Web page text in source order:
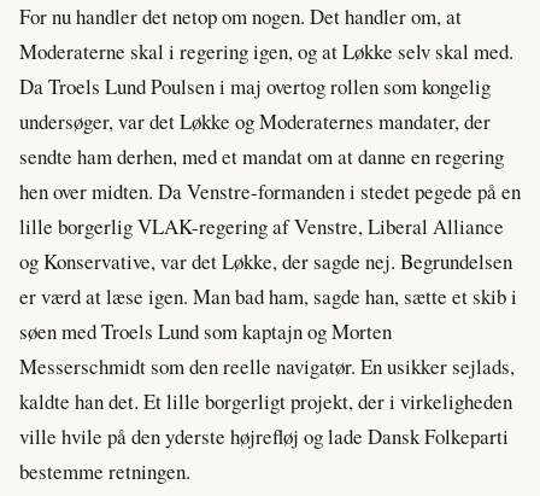
For nu handler det netop om nogen. Det handler om, at
Moderaterne skal i regering igen, og at Løkke selv skal med.
Da Troels Lund Poulsen i maj overtog rollen som kongelig
undersøger, var det Løkke og Moderaternes mandater, der
sendte ham derhen, med et mandat om at danne en regering
hen over midten. Da Venstre-formanden i stedet pegede på en
lille borgerlig VLAK-regering af Venstre, Liberal Alliance
og Konservative, var det Løkke, der sagde nej. Begrundelsen
er værd at læse igen. Man bad ham, sagde han, sætte et skib i
søen med Troels Lund som kaptajn og Morten
Messerschmidt som den reelle navigatør. En usikker sejlads,
kaldte han det. Et lille borgerligt projekt, der i virkeligheden
ville hvile på den yderste højrefløj og lade Dansk Folkeparti
bestemme retningen.